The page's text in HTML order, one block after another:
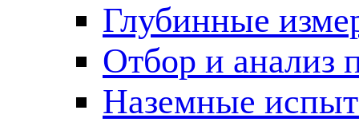
Глубинные
Отбор и анализ
Наземные